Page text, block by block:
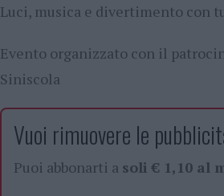
Luci, musica e divertimento con
Evento organizzato con il
Siniscola
Vuoi rimuovere le
Puoi abbonarti a soli € 1,10 al